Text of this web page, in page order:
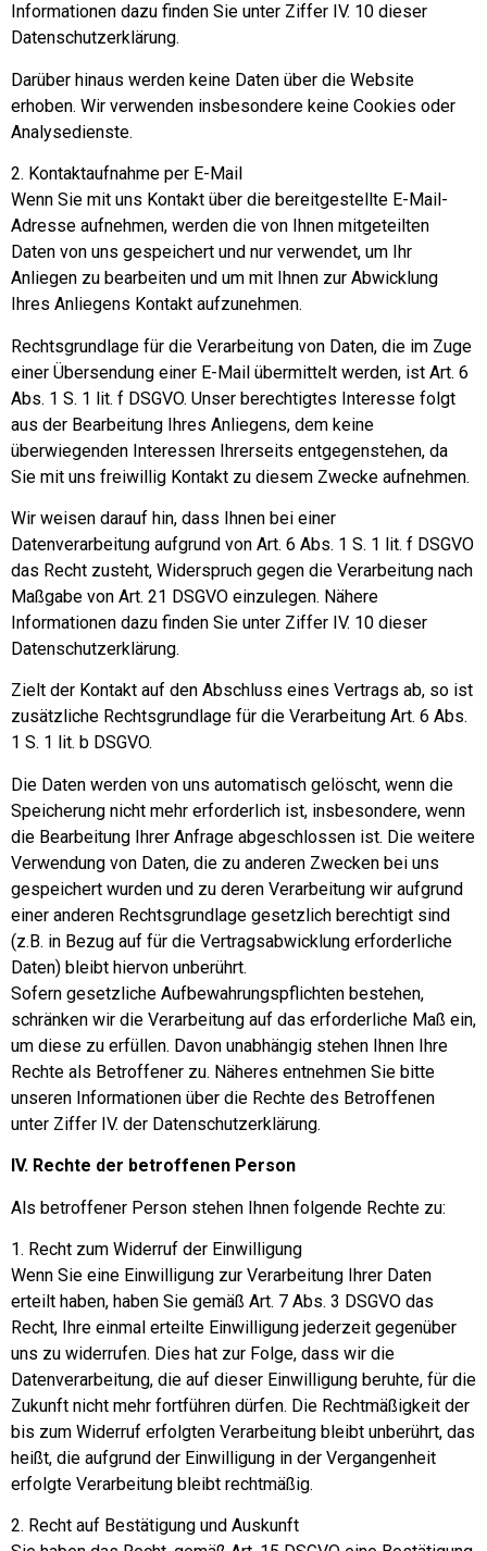
Informationen dazu finden Sie unter Ziffer IV. 10 dieser
Datenschutzerklärung.
Darüber hinaus werden keine Daten über die Website
erhoben. Wir verwenden insbesondere keine Cookies oder
Analysedienste.
2. Kontaktaufnahme per E-Mail
Wenn Sie mit uns Kontakt über die bereitgestellte E-Mail-
Adresse aufnehmen, werden die von Ihnen mitgeteilten
Daten von uns gespeichert und nur verwendet, um Ihr
Anliegen zu bearbeiten und um mit Ihnen zur Abwicklung
Ihres Anliegens Kontakt aufzunehmen.
Rechtsgrundlage für die Verarbeitung von Daten, die im Zuge
einer Übersendung einer E-Mail übermittelt werden, ist Art. 6
Abs. 1 S. 1 lit. f DSGVO. Unser berechtigtes Interesse folgt
aus der Bearbeitung Ihres Anliegens, dem keine
überwiegenden Interessen Ihrerseits entgegenstehen, da
Sie mit uns freiwillig Kontakt zu diesem Zwecke aufnehmen.
Wir weisen darauf hin, dass Ihnen bei einer
Datenverarbeitung aufgrund von Art. 6 Abs. 1 S. 1 lit. f DSGVO
das Recht zusteht, Widerspruch gegen die Verarbeitung nach
Maßgabe von Art. 21 DSGVO einzulegen. Nähere
Informationen dazu finden Sie unter Ziffer IV. 10 dieser
Datenschutzerklärung.
Zielt der Kontakt auf den Abschluss eines Vertrags ab, so ist
zusätzliche Rechtsgrundlage für die Verarbeitung Art. 6 Abs.
1 S. 1 lit. b DSGVO.
Die Daten werden von uns automatisch gelöscht, wenn die
Speicherung nicht mehr erforderlich ist, insbesondere, wenn
die Bearbeitung Ihrer Anfrage abgeschlossen ist. Die weitere
Verwendung von Daten, die zu anderen Zwecken bei uns
gespeichert wurden und zu deren Verarbeitung wir aufgrund
einer anderen Rechtsgrundlage gesetzlich berechtigt sind
(z.B. in Bezug auf für die Vertragsabwicklung erforderliche
Daten) bleibt hiervon unberührt.
Sofern gesetzliche Aufbewahrungspflichten bestehen,
schränken wir die Verarbeitung auf das erforderliche Maß ein,
um diese zu erfüllen. Davon unabhängig stehen Ihnen Ihre
Rechte als Betroffener zu. Näheres entnehmen Sie bitte
unseren Informationen über die Rechte des Betroffenen
unter Ziffer IV. der Datenschutzerklärung.
IV. Rechte der betroffenen Person
Als betroffener Person stehen Ihnen folgende Rechte zu:
1. Recht zum Widerruf der Einwilligung
Wenn Sie eine Einwilligung zur Verarbeitung Ihrer Daten
erteilt haben, haben Sie gemäß Art. 7 Abs. 3 DSGVO das
Recht, Ihre einmal erteilte Einwilligung jederzeit gegenüber
uns zu widerrufen. Dies hat zur Folge, dass wir die
Datenverarbeitung, die auf dieser Einwilligung beruhte, für die
Zukunft nicht mehr fortführen dürfen. Die Rechtmäßigkeit der
bis zum Widerruf erfolgten Verarbeitung bleibt unberührt, das
heißt, die aufgrund der Einwilligung in der Vergangenheit
erfolgte Verarbeitung bleibt rechtmäßig.
2. Recht auf Bestätigung und Auskunft